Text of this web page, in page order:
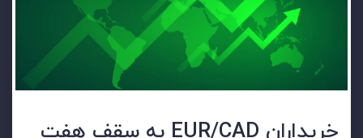
خریداران EUR/CAD به سقف هفت